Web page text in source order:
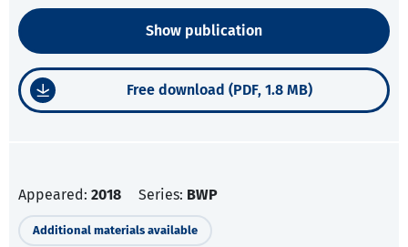
Show publication
Free download (PDF, 1.8 MB)
Appeared: 2018 Series: BWP
Additional materials available